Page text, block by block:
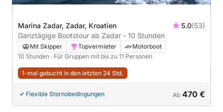
Marina Zadar, Zadar, Kroatien 5.0(53)
Ganztägige Bootstour ab Zadar - 10 Stunden
Mit Skipper Topvermieter
Motorboot
10 Stunden · Für Gruppen mit bis zu 11 Personen
1-mal gebucht in den letzten 24 Std.
Flexible Stornobedingungen Ab 470 €